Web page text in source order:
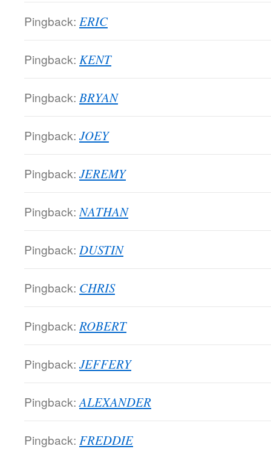
Pingback: ERIC
Pingback: KENT
Pingback: BRYAN
Pingback: JOEY
Pingback: JEREMY
Pingback: NATHAN
Pingback: DUSTIN
Pingback: CHRIS
Pingback: ROBERT
Pingback: JEFFERY
Pingback: ALEXANDER
Pingback: FREDDIE